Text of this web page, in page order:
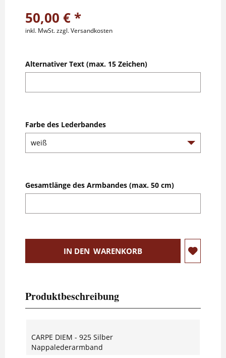
50,00 € *
inkl. MwSt.zzgl. Versandkosten
Alternativer Text (max. 15 Zeichen)
Farbe des Lederbandes
Gesamtlänge des Armbandes (max. 50 cm)
IN DEN WARENKORB
Produktbeschreibung
CARPE DIEM - 925 Silber
Nappalederarmband